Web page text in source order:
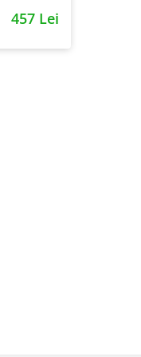
457 Lei